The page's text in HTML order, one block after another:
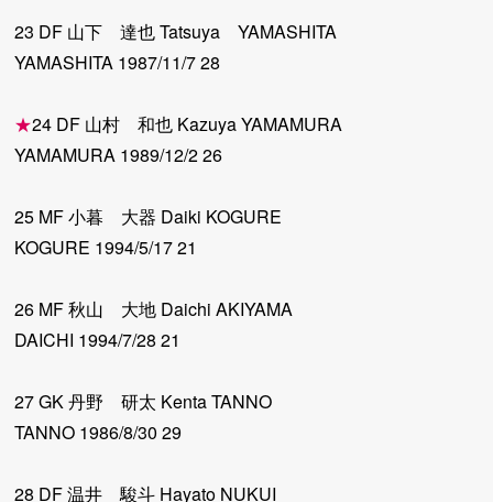
23 DF 山下 達也 Tatsuya YAMASHITA
YAMASHITA 1987/11/7 28
★24 DF 山村 和也 Kazuya YAMAMURA
YAMAMURA 1989/12/2 26
25 MF 小暮 大器 Daiki KOGURE
KOGURE 1994/5/17 21
26 MF 秋山 大地 Daichi AKIYAMA
DAICHI 1994/7/28 21
27 GK 丹野 研太 Kenta TANNO
TANNO 1986/8/30 29
28 DF 温井 駿斗 Hayato NUKUI